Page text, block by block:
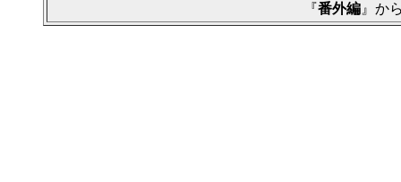
『番外編 』か